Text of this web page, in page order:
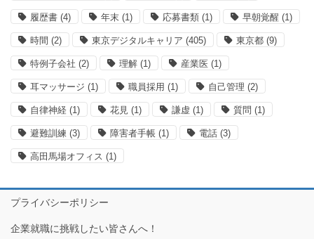
履歴書 (4) 年末 (1) 応募書類 (1) 早朝覚醒 (1)
時間 (2) 東京デジタルキャリア (405) 東京都 (9)
特例子会社 (2) 理解 (1) 産業医 (1)
耳マッサージ (1) 職員採用 (1) 自己管理 (2)
自律神経 (1) 花見 (1) 謙虚 (1) 質問 (1)
避難訓練 (3) 障害者手帳 (1) 電話 (3)
高田馬場オフィス (1)
プライバシーポリシー
企業就職に挑戦したい皆さんへ！